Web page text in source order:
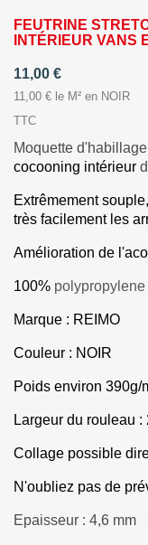
FEUTRINE
INTÉRIEUR VANS
11,00 €
11,00 € le M² en NOIR
TTC
Moquette
cocooning intérieur
Extrêmement
très facilement les
Amélioration de
100% polypropylene
Marque : REIMO
Couleur : NOIR
Poids environ 390g/
Largeur du rouleau :
Collage possible
N'oubliez pas de
Epaisseur : 4,6 mm